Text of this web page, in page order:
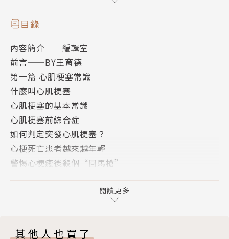
大方向，包括：心肌梗塞常識、心肌梗塞症狀、心肌梗
塞預防、心肌梗塞保健等為主，讓患者或患者家屬更進
目錄
內容簡介──編輯室
前言──BY王育德
第一篇 心肌梗塞常識
什麼叫心肌梗塞
心肌梗塞的基本常識
心肌梗塞前綜合症
如何判定突發心肌梗塞？
心梗死亡患者越來越年輕
警惕心梗癒後殺個“回馬槍”
使用阿司匹林，4件事要知道
心肌梗塞，竟是天氣在作怪？
閱讀更多
其他人也買了